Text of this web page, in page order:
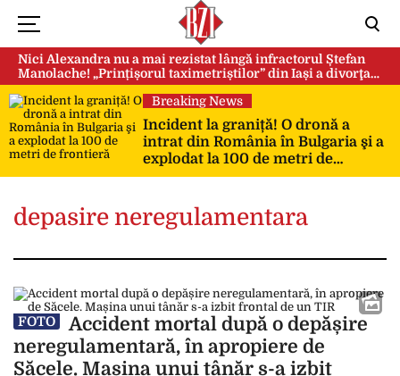
Nici Alexandra nu a mai rezistat lângă infractorul Ștefan
Manolache! „Prințișorul taximetriștilor” din Iași a divorţat
după doi ani de căsnicie
Breaking News
Incident la graniță! O dronă a
intrat din România în Bulgaria şi a
explodat la 100 de metri de
frontieră
depasire neregulamentara
FOTO
Accident mortal după o depășire
neregulamentară, în apropiere de
Săcele. Mașina unui tânăr s-a izbit